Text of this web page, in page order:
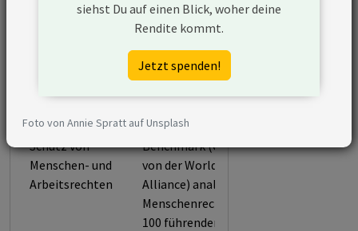
Nokia ist ein weltweit agierendes
Telekommunikationsunternehmen
mit Sitz im finnischen Espoo.
mangelnder
Schutz von
Menschen- und
Arbeitsrechten
Die Corporate Human Rights
Benchmark (CHRB, herausgegeben
von der World Benchmarking
Alliance) analysiert die
Menschenrechtsstandards von rund
100 führenden Unternehmen aus
siehst Du auf einen Blick, woher deine
Rendite kommt.
Jetzt spenden!
Foto von Annie Spratt auf Unsplash